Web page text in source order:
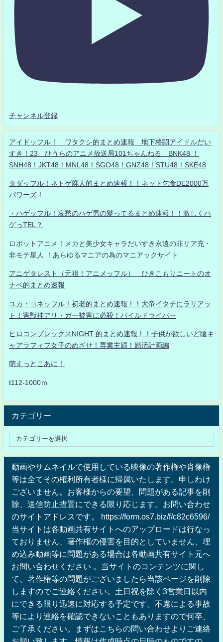
チャンネル登録
アイドッフル！ ワタクシ的まとめ速報 地下格闘アイドルだい
すき！23 ひうらのアニメ放送局101ちゃんねる BNK48 ！
SNH48！JKT48！MNL48！SGO48！GNZ48！STU48！SKE48
タダッフル！ネトゲ廃人的まとめ速報！！ネット乞食DE2000万
パワーズ！
・ハゲッフル！哀愁のハゲ男の髪ってるまとめ速報！！激しくハ
ゲっTEL？
ロボットアニメ！メカと美少女キャラだいすき永遠の非リア充・
非モテ星人 ！あらゆるマニアの為のマニアックサイト
アニゲタレスト（元祖！アニメッフル） ひきこもりニートのオ
ナベ的まとめ速報
ユカ・ヨネッフル！初老的まとめ速報！！大帝イタチにラリアッ
ト！害獣神アリ・ガー被害に必殺！パイルドライバー
ヒロコンプレックスNIGHT 的まとめ速報！！子供が欲しいど陰キ
ャアラフィフ女子のめざせ！専業主婦！婚活計画編
萌えっとこあに！
t112-1000ｍ
カテゴリー
動画やサムネイルで使用している映像の著作権や肖像権
等は全てその権利所有者様に帰属いたします。申しわけ
ございません。お客様からの要望、問題がある記事を削
除、送信防止措置にできる限り応じます。お問い合わせ
のサイトアドレスです。 https://form.os7.biz/f/c82c6596/
当サイトは各動画共有サイトへのアップロードは行なっ
ておりません、著作権の侵害を目的としていません、埋
め込み動画等に問題がある場合は各動画共有サイト元へ
お問い合わせください 。当サイトのコンテンツに関し
て、著作権等の問題がございましたら当該ページを削除
しますのでご連絡ください。土日祝を除く3営業日以内
にできる限り迅速に対応する予定です。不慮による事故
等により連絡を確認できないこともありますので何卒、
ご了承ください。まずはこちらの問い合わせよりご連絡